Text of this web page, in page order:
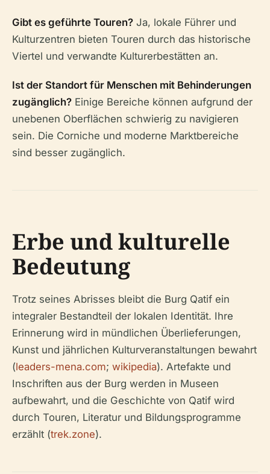
Gibt es geführte Touren? Ja, lokale Führer und
Kulturzentren bieten Touren durch das historische
Viertel und verwandte Kulturerbestätten an.
Ist der Standort für Menschen mit Behinderungen
zugänglich? Einige Bereiche können aufgrund der
unebenen Oberflächen schwierig zu navigieren
sein. Die Corniche und moderne Marktbereiche
sind besser zugänglich.
Erbe und kulturelle
Bedeutung
Trotz seines Abrisses bleibt die Burg Qatif ein
integraler Bestandteil der lokalen Identität. Ihre
Erinnerung wird in mündlichen Überlieferungen,
Kunst und jährlichen Kulturveranstaltungen bewahrt
(leaders-mena.com; wikipedia). Artefakte und
Inschriften aus der Burg werden in Museen
aufbewahrt, und die Geschichte von Qatif wird
durch Touren, Literatur und Bildungsprogramme
erzählt (trek.zone).